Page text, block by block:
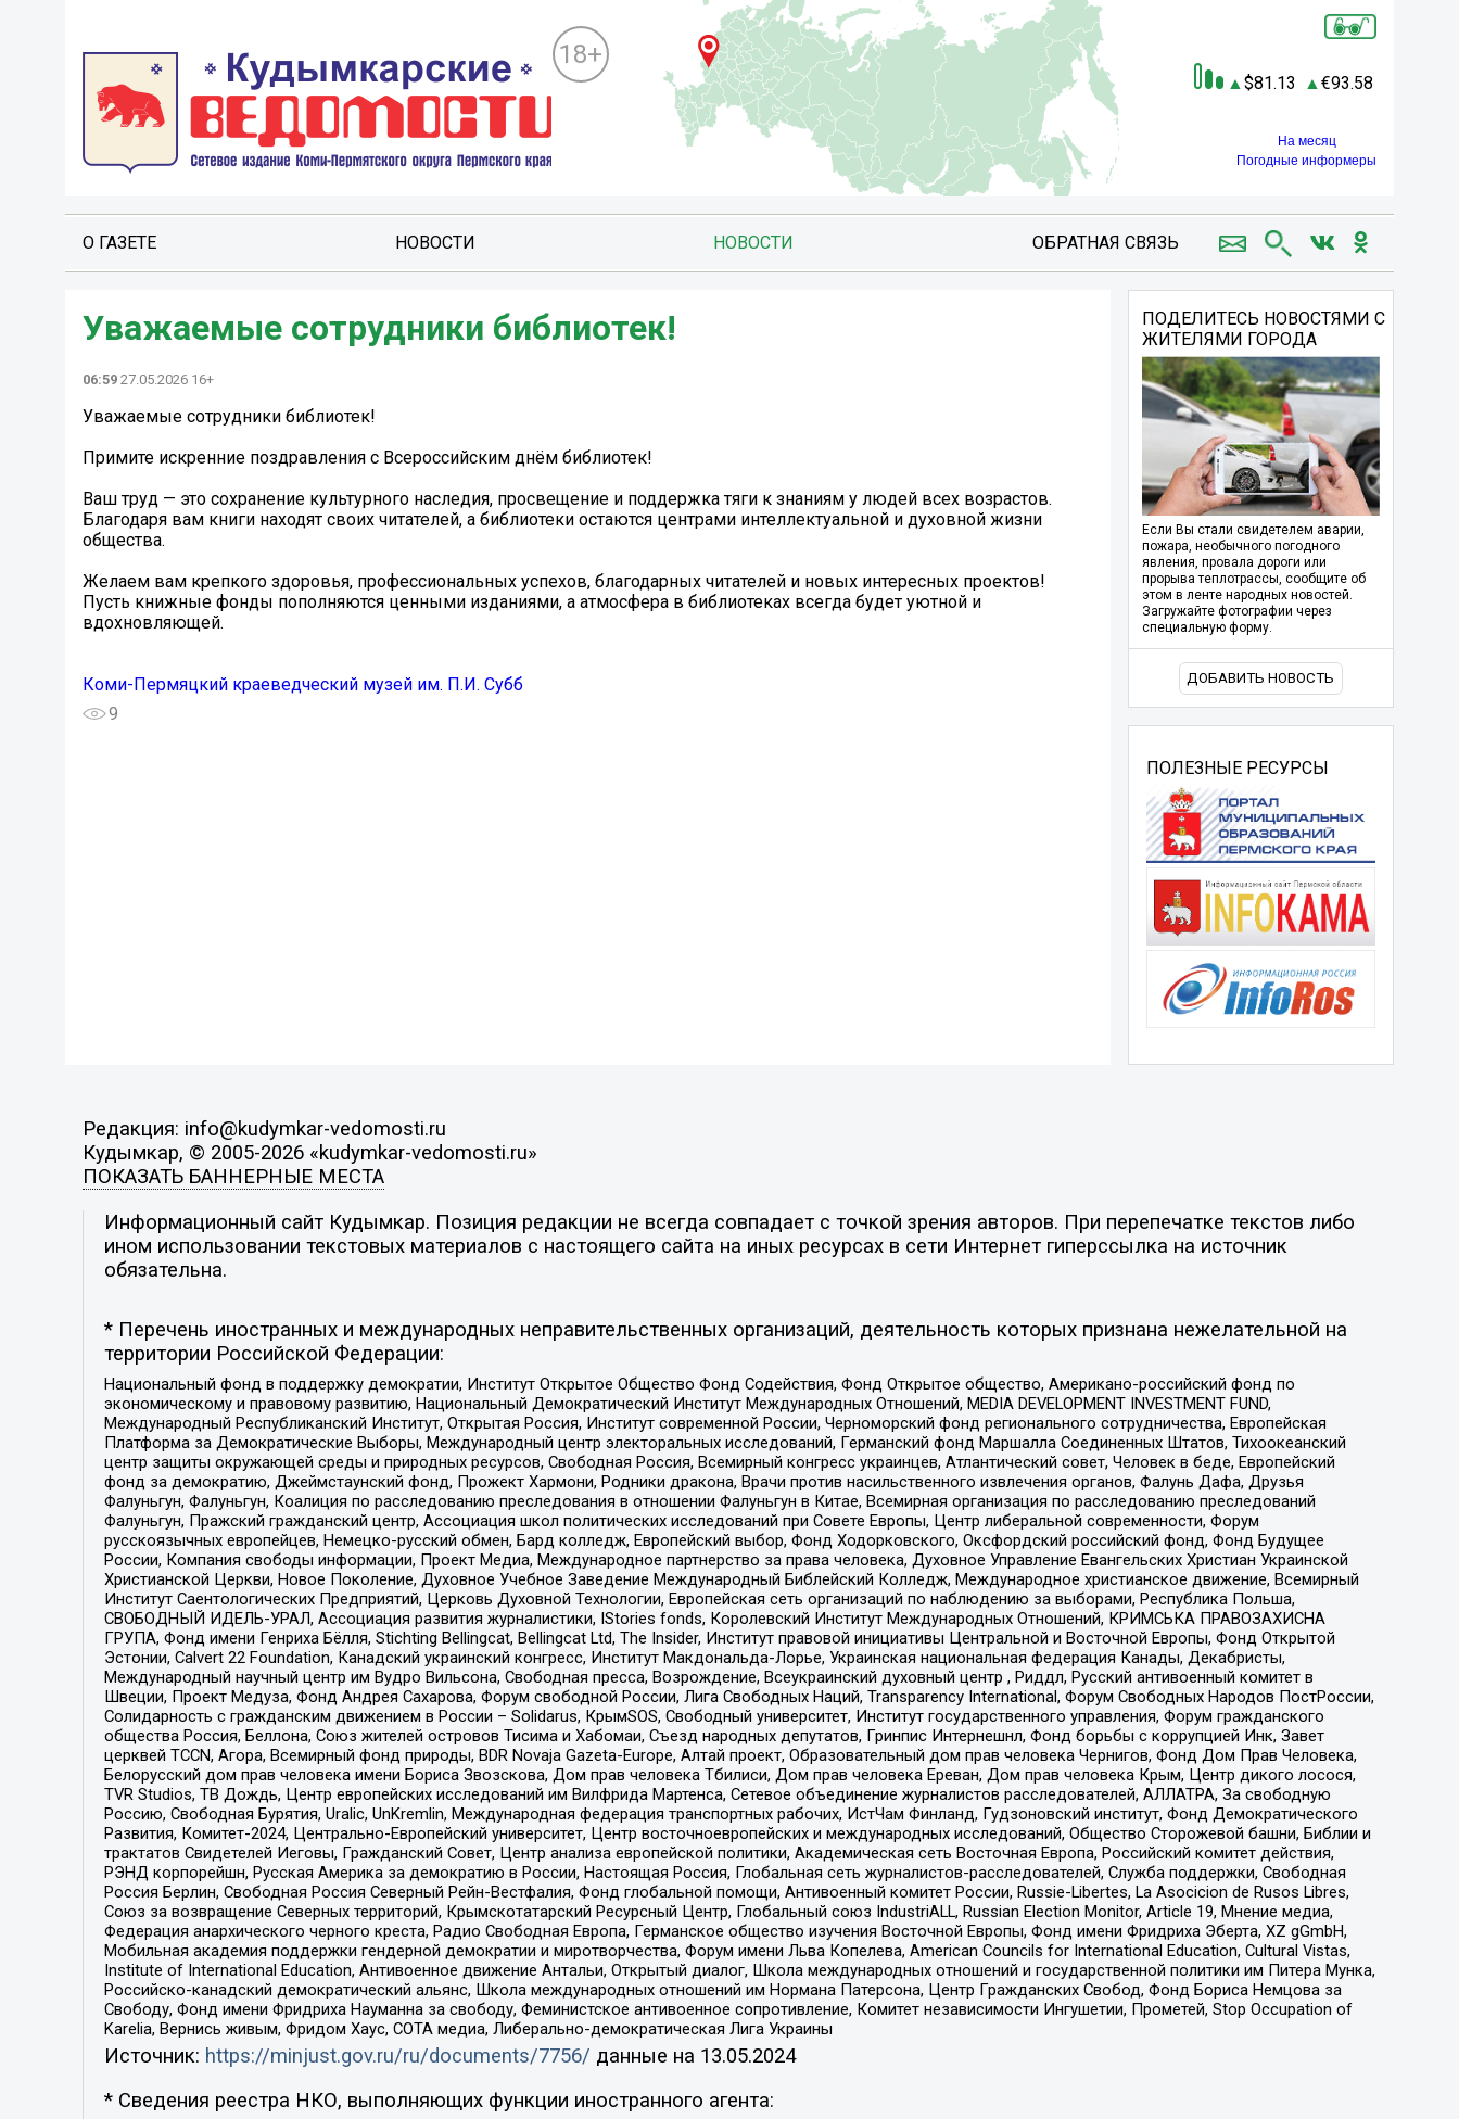
18+
81.13 93.58
На месяц
Погодные информеры
О ГАЗЕТЕ НОВОСТИ НОВОСТИ ОБРАТНАЯ СВЯЗЬ
Уважаемые сотрудники библиотек!
06:59 27.05.2026 16+
Уважаемые сотрудники библиотек!
Примите искренние поздравления с Всероссийским днём библиотек!
Ваш труд — это сохранение культурного наследия, просвещение и поддержка тяги к знаниям у людей всех возрастов.
Благодаря вам книги находят своих читателей, а библиотеки остаются центрами интеллектуальной и духовной жизни
общества.
Желаем вам крепкого здоровья, профессиональных успехов, благодарных читателей и новых интересных проектов!
Пусть книжные фонды пополняются ценными изданиями, а атмосфера в библиотеках всегда будет уютной и
вдохновляющей.
Коми-Пермяцкий краеведческий музей им. П.И. Субб
9
ПОДЕЛИТЕСЬ НОВОСТЯМИ С
ЖИТЕЛЯМИ ГОРОДА
Если Вы стали свидетелем аварии,
пожара, необычного погодного
явления, провала дороги или
прорыва теплотрассы, сообщите об
этом в ленте народных новостей.
Загружайте фотографии через
специальную форму.
ДОБАВИТЬ НОВОСТЬ
ПОЛЕЗНЫЕ РЕСУРСЫ
Редакция: info@kudymkar-vedomosti.ru
Кудымкар, © 2005-2026 «kudymkar-vedomosti.ru»
ПОКАЗАТЬ БАННЕРНЫЕ МЕСТА
Информационный сайт Кудымкар. Позиция редакции не всегда совпадает с точкой зрения авторов. При перепечатке текстов либо
ином использовании текстовых материалов с настоящего сайта на иных ресурсах в сети Интернет гиперссылка на источник
обязательна.
* Перечень иностранных и международных неправительственных организаций, деятельность которых признана нежелательной на
территории Российской Федерации:
Национальный фонд в поддержку демократии, Институт Открытое Общество Фонд Содействия, Фонд Открытое общество, Американо-российский фонд по
экономическому и правовому развитию, Национальный Демократический Институт Международных Отношений, MEDIA DEVELOPMENT INVESTMENT FUND,
Международный Республиканский Институт, Открытая Россия, Институт современной России, Черноморский фонд регионального сотрудничества, Европейская
Платформа за Демократические Выборы, Международный центр электоральных исследований, Германский фонд Маршалла Соединенных Штатов, Тихоокеанский
центр защиты окружающей среды и природных ресурсов, Свободная Россия, Всемирный конгресс украинцев, Атлантический совет, Человек в беде, Европейский
фонд за демократию, Джеймстаунский фонд, Прожект Хармони, Родники дракона, Врачи против насильственного извлечения органов, Фалунь Дафа, Друзья
Фалуньгун, Фалуньгун, Коалиция по расследованию преследования в отношении Фалуньгун в Китае, Всемирная организация по расследованию преследований
Фалуньгун, Пражский гражданский центр, Ассоциация школ политических исследований при Совете Европы, Центр либеральной современности, Форум
русскоязычных европейцев, Немецко-русский обмен, Бард колледж, Европейский выбор, Фонд Ходорковского, Оксфордский российский фонд, Фонд Будущее
России, Компания свободы информации, Проект Медиа, Международное партнерство за права человека, Духовное Управление Евангельских Христиан Украинской
Христианской Церкви, Новое Поколение, Духовное Учебное Заведение Международный Библейский Колледж, Международное христианское движение, Всемирный
Институт Саентологических Предприятий, Церковь Духовной Технологии, Европейская сеть организаций по наблюдению за выборами, Республика Польша,
СВОБОДНЫЙ ИДЕЛЬ-УРАЛ, Ассоциация развития журналистики, IStories fonds, Королевский Институт Международных Отношений, КРИМСЬКА ПРАВОЗАХИСНА
ГРУПА, Фонд имени Генриха Бёлля, Stichting Bellingcat, Bellingcat Ltd, The Insider, Институт правовой инициативы Центральной и Восточной Европы, Фонд Открытой
Эстонии, Calvert 22 Foundation, Канадский украинский конгресс, Институт Макдональда-Лорье, Украинская национальная федерация Канады, Декабристы,
Международный научный центр им Вудро Вильсона, Свободная пресса, Возрождение, Всеукраинский духовный центр , Риддл, Русский антивоенный комитет в
Швеции, Проект Медуза, Фонд Андрея Сахарова, Форум свободной России, Лига Свободных Наций, Transparеncy International, Форум Свободных Народов ПостРоссии,
Солидарность с гражданским движением в России – Solidarus, КрымSOS, Свободный университет, Институт государственного управления, Форум гражданского
общества Россия, Беллона, Союз жителей островов Тисима и Хабомаи, Съезд народных депутатов, Гринпис Интернешнл, Фонд борьбы с коррупцией Инк, Завет
церквей TCCN, Агора, Всемирный фонд природы, BDR Novaja Gazeta-Europe, Алтай проект, Образовательный дом прав человека Чернигов, Фонд Дом Прав Человека,
Белорусский дом прав человека имени Бориса Звозскова, Дом прав человека Тбилиси, Дом прав человека Ереван, Дом прав человека Крым, Центр дикого лосося,
TVR Studios, ТВ Дождь, Центр европейских исследований им Вилфрида Мартенса, Сетевое объединение журналистов расследователей, АЛЛАТРА, За свободную
Россию, Свободная Бурятия, Uralic, UnKremlin, Международная федерация транспортных рабочих, ИстЧам Финланд, Гудзоновский институт, Фонд Демократического
Развития, Комитет-2024, Центрально-Европейский университет, Центр восточноевропейских и международных исследований, Общество Сторожевой башни, Библии и
трактатов Свидетелей Иеговы, Гражданский Совет, Центр анализа европейской политики, Академическая сеть Восточная Европа, Российский комитет действия,
РЭНД корпорейшн, Русская Америка за демократию в России, Настоящая Россия, Глобальная сеть журналистов-расследователей, Служба поддержки, Свободная
Россия Берлин, Свободная Россия Северный Рейн-Вестфалия, Фонд глобальной помощи, Антивоенный комитет России, Russie-Libertes, La Asocicion de Rusos Libres,
Союз за возвращение Северных территорий, Крымскотатарский Ресурсный Центр, Глобальный союз IndustriALL, Russian Election Monitor, Article 19, Мнение медиа,
Федерация анархического черного креста, Радио Свободная Европа, Германское общество изучения Восточной Европы, Фонд имени Фридриха Эберта, XZ gGmbH,
Мобильная академия поддержки гендерной демократии и миротворчества, Форум имени Льва Копелева, American Councils for International Education, Cultural Vistas,
Institute of International Education, Антивоенное движение Антальи, Открытый диалог, Школа международных отношений и государственной политики им Питера Мунка,
Российско-канадский демократический альянс, Школа международных отношений им Нормана Патерсона, Центр Гражданских Свобод, Фонд Бориса Немцова за
Свободу, Фонд имени Фридриха Науманна за свободу, Феминистское антивоенное сопротивление, Комитет независимости Ингушетии, Прометей, Stop Occupation of
Karelia, Вернись живым, Фридом Хаус, СОТА медиа, Либерально-демократическая Лига Украины
Источник: https://minjust.gov.ru/ru/documents/7756/ данные на 13.05.2024
* Сведения реестра НКО, выполняющих функции иностранного агента: